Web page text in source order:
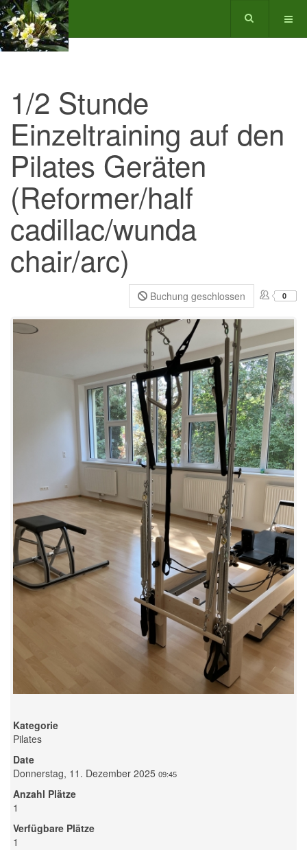
1/2 Stunde
Einzeltraining auf den
Pilates Geräten
(Reformer/half
cadillac/wunda
chair/arc)
Buchung geschlossen 0
Kategorie
Pilates
Date
Donnerstag, 11. Dezember 2025 09:45
Anzahl Plätze
1
Verfügbare Plätze
1